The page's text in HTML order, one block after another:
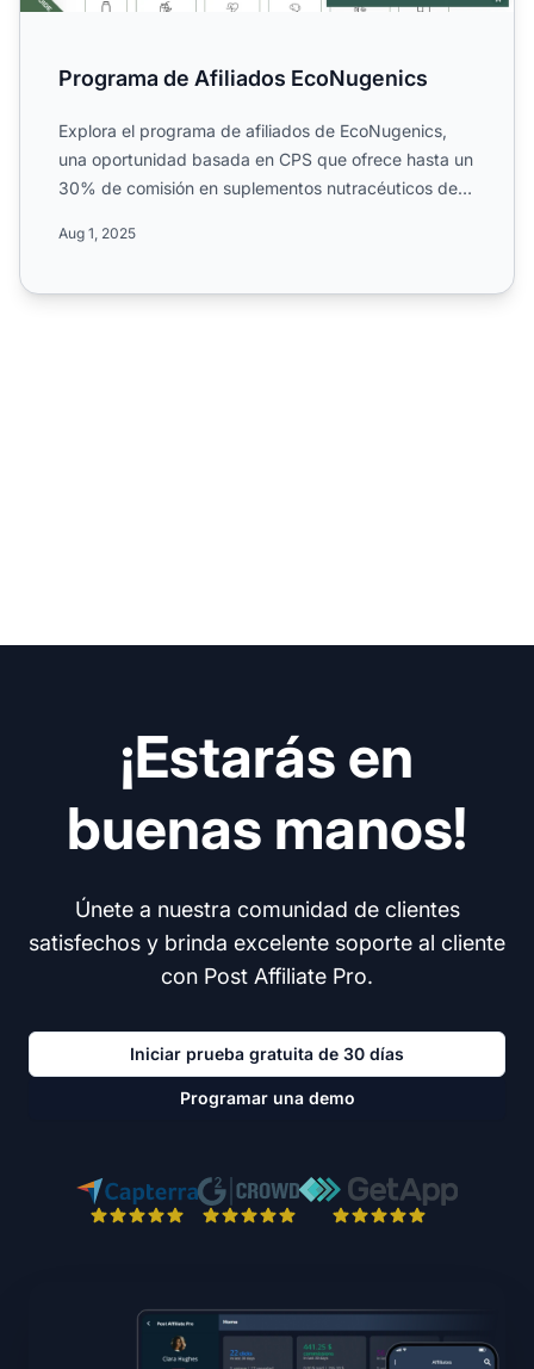
Programa de Afiliados EcoNugenics
Explora el programa de afiliados de EcoNugenics,
una oportunidad basada en CPS que ofrece hasta un
30% de comisión en suplementos nutracéuticos de
Aug 1, 2025
¡Estarás en
buenas manos!
Únete a nuestra comunidad de clientes
satisfechos y brinda excelente soporte al cliente
con Post Affiliate Pro.
Iniciar prueba gratuita de 30 días
Programar una demo